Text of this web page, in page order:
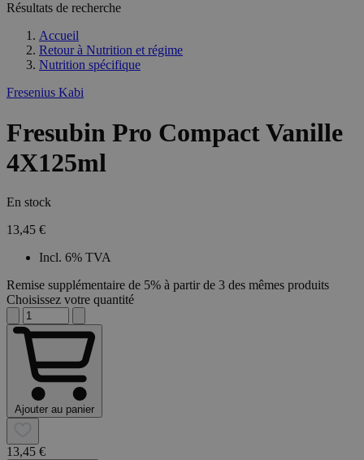
Résultats de recherche
Accueil
Retour à Nutrition et régime
Nutrition spécifique
Fresenius Kabi
Fresubin Pro Compact Vanille
4X125ml
En stock
13,45 €
Incl. 6% TVA
Remise supplémentaire de 5% à partir de 3 des mêmes produits
Choisissez votre quantité
Ajouter au panier
13,45 €